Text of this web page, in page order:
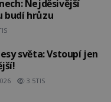
Nejděsivější
budí hrůzu
Vstoupí jen
3.5TIS